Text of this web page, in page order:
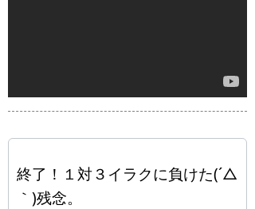
終了！１対３イラクに負けた(´△
｀)残念。